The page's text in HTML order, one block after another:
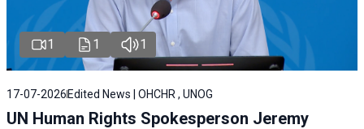
1 1 1
17-07-2026 Edited News | OHCHR , UNOG
UN Human Rights Spokesperson Jeremy